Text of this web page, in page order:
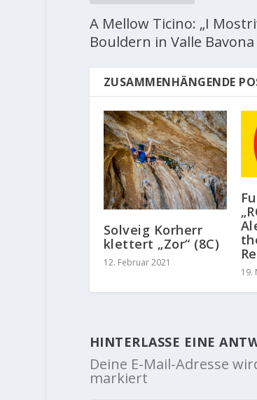
A Mellow Ticino: „I
Bouldern in Valle Bavona
ZUSAMMENHÄNGENDE
Solveig Korherr
klettert „Zor“ (8C)
12. Februar 2021
19.
HINTERLASSE EINE
Deine E-Mail-Adresse
markiert